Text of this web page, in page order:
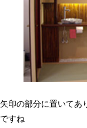
矢印の部分に置いてあ
ですね